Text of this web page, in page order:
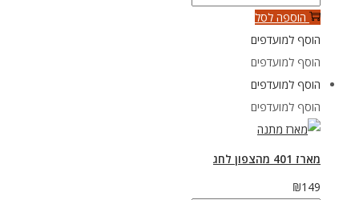
של
מארז
שי
400
הוספה לסל
הוסף למועדפים
הוסף למועדפים
הוסף למועדפים
הוסף למועדפים
מארז 401 מהצפון לחג
₪149